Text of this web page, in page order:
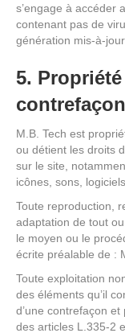
s’engage à accéder
contenant pas de
génération mis-à-jour
5.
M.B. Tech est
ou détient les droits
sur le site,
icônes, sons, logiciels.
Toute reproduction,
adaptation de tout
le moyen ou le
écrite préalable de :
Toute exploitation
des éléments qu’il
d’une contrefaçon
des articles L.335-2